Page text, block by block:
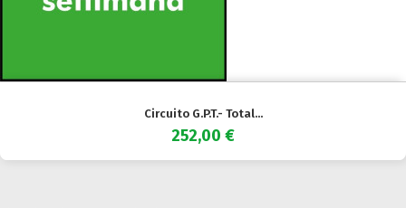
Circuito G.P.T.- Total...
252,00 €